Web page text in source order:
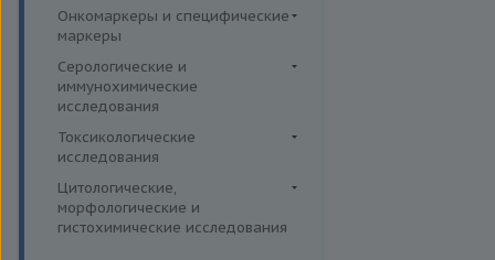
Кал
Кровь
Микроскопические
исследования
Моча
Онкомаркеры и специфические
маркеры
Онкомаркеры
Специфические маркеры
Серологические и
иммунохимические
исследования
Аденовирус
Аспергиллез
Боррелиоз (болезнь Лайма)
Брюшной тиф
Токсикологические
исследования
Комплексные исследования
Вирусные гепатиты
Ежегодные обследования
Лекарственный мониторинг
Цитологические,
морфологические и
гистохимические исследования